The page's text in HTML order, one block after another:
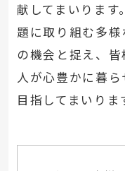
献してまいりま
題に取り組む多
の機会と捉え、
人が心豊かに暮
目指してまいりま